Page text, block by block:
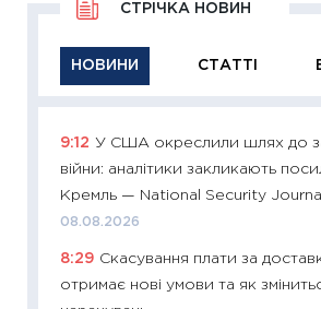
НОВИНИ СТАТТІ
СТРІЧКА НОВИН
9:12 У США окреслили шлях до
війни: аналітики закликають
Кремль — National Security Journal
08.08.2026
8:29 Скасування плати за
отримає нові умови та як